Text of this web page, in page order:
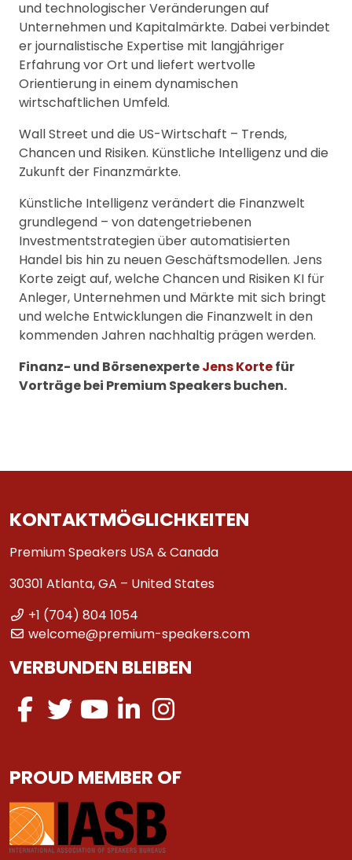
und technologischer Veränderungen auf
Unternehmen und Kapitalmärkte. Dabei verbindet
er journalistische Expertise mit langjähriger
Erfahrung vor Ort und liefert wertvolle
Orientierung in einem dynamischen
wirtschaftlichen Umfeld.
Wall Street und die US-Wirtschaft – Trends,
Chancen und Risiken. Künstliche Intelligenz und die
Zukunft der Finanzmärkte.
Künstliche Intelligenz verändert die Finanzwelt
grundlegend – von datengetriebenen
Investmentstrategien über automatisierten
Handel bis hin zu neuen Geschäftsmodellen. Jens
Korte zeigt auf, welche Chancen und Risiken KI für
Anleger, Unternehmen und Märkte mit sich bringt
und welche Entwicklungen die Finanzwelt in den
kommenden Jahren nachhaltig prägen werden.
Finanz- und BörsenexperteJens Kortefür
Vorträge bei Premium Speakers buchen.
KONTAKTMÖGLICHKEITEN
Premium Speakers USA & Canada
30301 Atlanta, GA – United States
+1 (704) 804 1054
welcome@premium-speakers.com
VERBUNDEN BLEIBEN
PROUD MEMBER OF